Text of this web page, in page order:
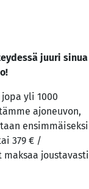
juuri sinua
yli 1000
ajoneuvon,
ensimmäiseksi
379 € /
maksaa joustavasti